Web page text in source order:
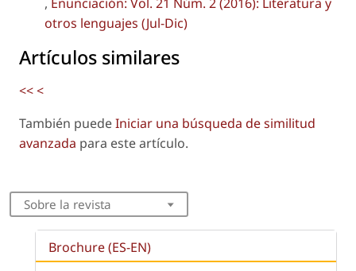
otros lenguajes (Jul-Dic)
Artículos similares
<<<
También puedeIniciar una búsqueda de similitud
avanzada para este artículo.
Sobre la revista
Brochure (ES-EN)